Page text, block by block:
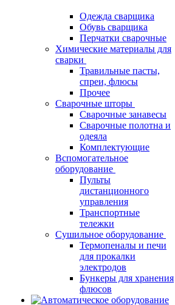
Одежда сварщика
Обувь сварщика
Перчатки сварочные
Химические материалы для
сварки
Травильные пасты,
спреи, флюсы
Прочее
Сварочные шторы
Сварочные занавесы
Сварочные полотна и
одеяла
Комплектующие
Вспомогательное
оборудование
Пульты
дистанционного
управления
Транспортные
тележки
Сушильное оборудование
Термопеналы и печи
для прокалки
электродов
Бункеры для хранения
флюсов